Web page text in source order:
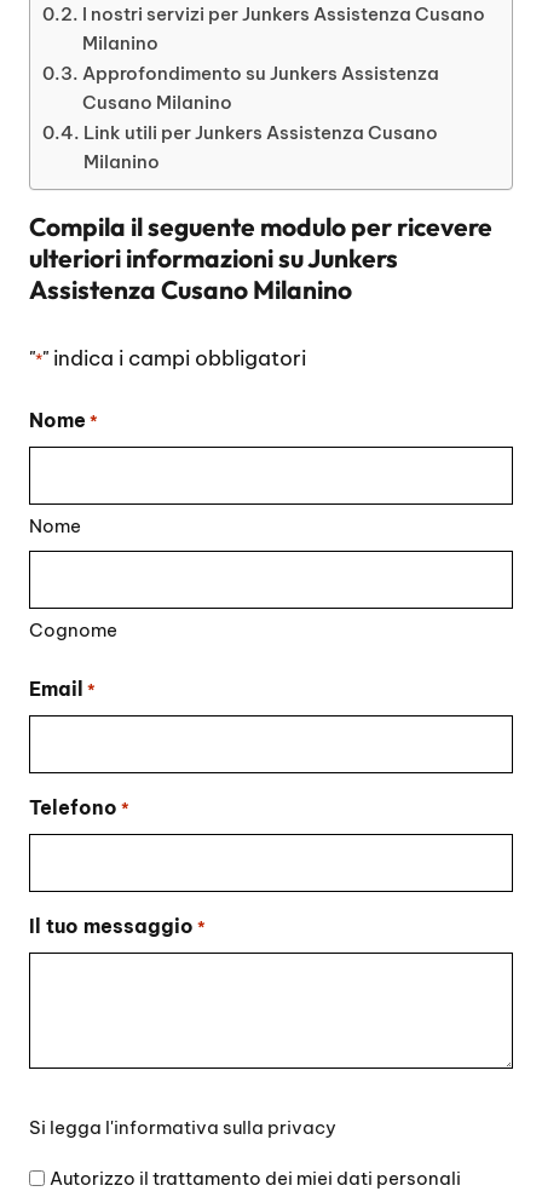
I nostri servizi per Junkers Assistenza Cusano
Milanino
Approfondimento su Junkers Assistenza
Cusano Milanino
Link utili per Junkers Assistenza Cusano
Milanino
Compila il seguente modulo per ricevere
ulteriori informazioni suJunkers
Assistenza Cusano Milanino
"*" indica i campi obbligatori
Nome *
Nome
Cognome
Email *
Telefono *
Il tuo messaggio *
legga
l'informativa
Si legga l'informativa sulla privacy
Autorizzo il trattamento dei miei dati personali